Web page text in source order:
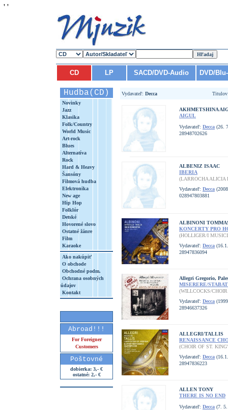
' '
CD LP SACD/DVD-Audio DVD/
Hudba(CD)
Novinky
Jazz
Klasika
Folk/Country
World Music
Art-rock
Blues
Alternatíva
Rock
Hard & Heavy
Šansóny
Filmová hudba
Elektronika
New age
Hip Hop
Folklór
Detské
Hovorené slovo
Ostatné žánre
Film
Karaoke
Ako nakúpiť
O obchode
Obchodné podm.
Ochrana osobných
údajov
Kontakt
Abroad!!!
For Foreigner
Customers
Poštovné
dobierka: 3,- €
ostatné: 2,- €
Vydavateľ: Decca
AKHMETSHINA
AIGUL
Vydavateľ: Decca (26.
28948702626
ALBENIZ ISAAC
IBERIA
(LARROCHA ALICIA
Vydavateľ: Decca
028947803881
ALBINONI
KONCERTY PRO
(HOLLIGER/I
Vydavateľ: Decca
28947836094
Allegri Gregorio,
MISERERE/
(WILLCOCKS/
Vydavateľ: Decca
28946637326
ALLEGRI/TALLIS
RENAISSANCE
(CHOIR OF ST.
Vydavateľ: Decca
28947836223
ALLEN TONY
THERE IS NO END
Vydavateľ: Decca (7.